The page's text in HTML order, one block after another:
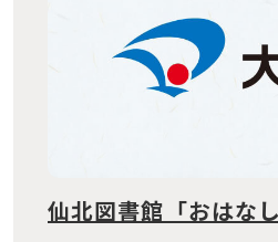
仙北図書館「おはな